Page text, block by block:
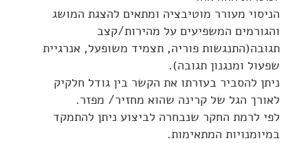
הניסוי מעורר מוטיבציה ומתאים להצגת המושג
והגורמים המשפיעים על מהירות/קצב
תגובה(התנגשות פוריה, תצמיד משופעל, אנרגיית
שפעול ומנגנון תגובה).
ניתן להסביר בעזרתו את הקשר בין גודל חלקיק
לאורך הגל של קרינה שהוא מחזיר/ מפזר.
לפי לרמת החקר שנבחרה לביצוע ניתן להתמקד
במיומנויות המתאימות.